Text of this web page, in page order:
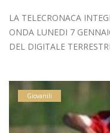
LA TELECRONACA
ONDA LUNEDI 7
DEL DIGITALE
Giovanili